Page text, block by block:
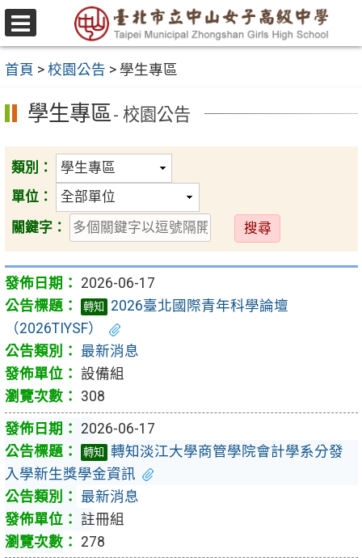
跳
至
要
內
容
區
選
單
首頁 > 校園公告 > 學生專區
學生專區 - 校園公告
類別：
單位：
關鍵字：
送
出
2026-06-17
轉知
2026臺北國際青年科學論壇
（2026TIYSF）
最新消息
設備組
308
2026-06-17
轉知
轉知淡江大學商管學院會計學系分發
入學新生獎學金資訊
最新消息
註冊組
278